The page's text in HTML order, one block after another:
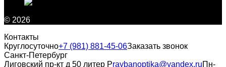
© 2026
Контакты
Круглосуточно+7 (981) 881-45-06Заказать звонок
Санкт-Петербург
Лиговский пр-кт д 50 литер Рraybanoptika@yandex.ruПн-